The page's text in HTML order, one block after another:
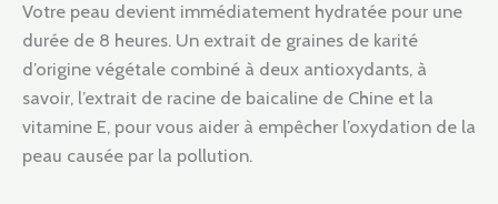
Votre peau devient immédiatement hydratée pour une
durée de 8 heures. Un extrait de graines de karité
d’origine végétale combiné à deux antioxydants, à
savoir, l’extrait de racine de baicaline de Chine et la
vitamine E, pour vous aider à empêcher l’oxydation de la
peau causée par la pollution.